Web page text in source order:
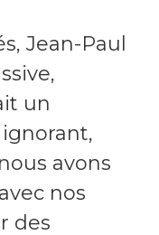
Jean-Paul
un
avons
nos
des